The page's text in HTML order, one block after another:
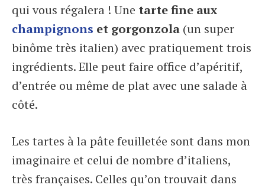
qui vous régalera ! Une tarte fine aux
champignons et gorgonzola (un super
binôme très italien) avec pratiquement trois
ingrédients. Elle peut faire office d’apéritif,
d’entrée ou même de plat avec une salade à
côté.
Les tartes à la pâte feuilletée sont dans mon
imaginaire et celui de nombre d’italiens,
très françaises. Celles qu’on trouvait dans